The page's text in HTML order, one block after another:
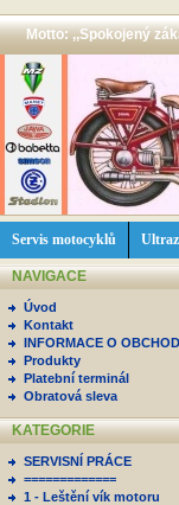
Motto: ,,Spokojený
Servis motocyklů
NAVIGACE
Úvod
Kontakt
INFORMACE O
Produkty
Platební terminál
Obratová sleva
KATEGORIE
SERVISNÍ PRÁCE
=============
1 - Leštění vík motoru